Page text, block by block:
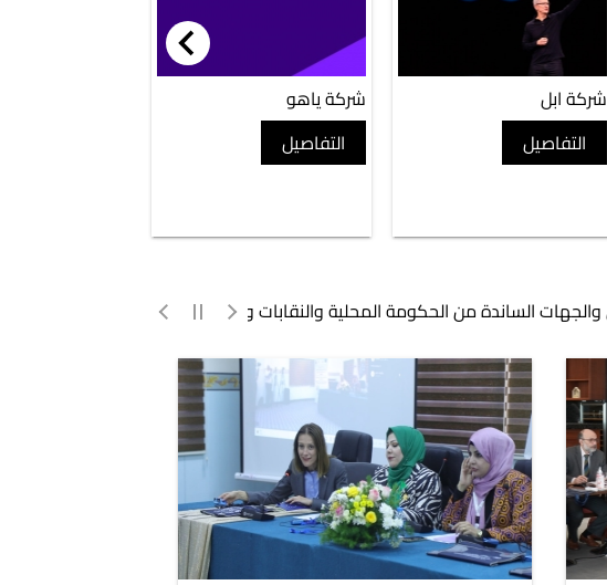
شركة ياهو
التفاصيل
شركة ويكيبيديا
التفاصيل